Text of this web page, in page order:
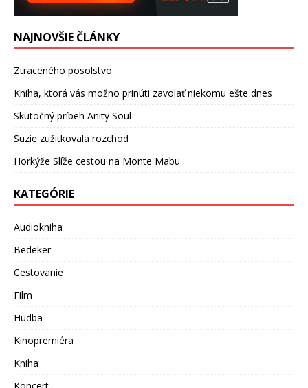
NAJNOVŠIE ČLÁNKY
Ztraceného posolstvo
Kniha, ktorá vás možno prinúti zavolať niekomu ešte dnes
Skutočný príbeh Anity Soul
Suzie zužitkovala rozchod
Horkýže Slíže cestou na Monte Mabu
KATEGÓRIE
Audiokniha
Bedeker
Cestovanie
Film
Hudba
Kinopremiéra
Kniha
Koncert